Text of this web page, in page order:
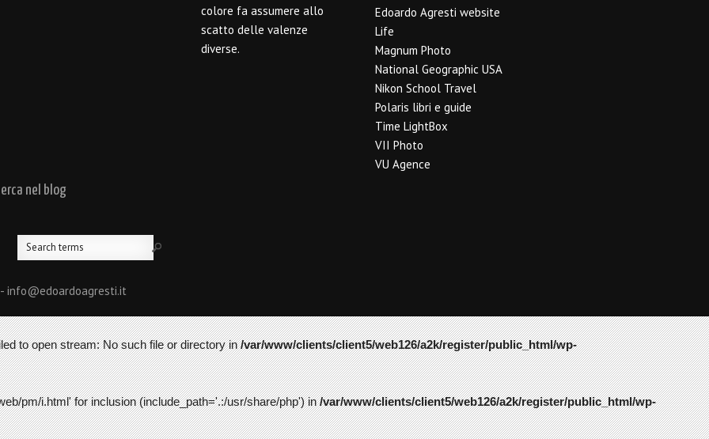
colore fa assumere allo
scatto delle valenze
diverse.
Edoardo Agresti website
Life
Magnum Photo
National Geographic USA
Nikon School Travel
Polaris libri e guide
Time LightBox
VII Photo
VU Agence
nel blog
info@edoardoagresti.it
to open stream: No such file or directory in/var/www/clients/client5/web126/a2k/register/public_html/wp-
pm/i.html' for inclusion (include_path='.:/usr/share/php') in/var/www/clients/client5/web126/a2k/register/public_html/wp-